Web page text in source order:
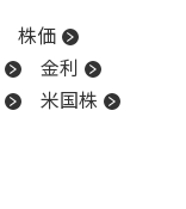
株価
金利
米国株